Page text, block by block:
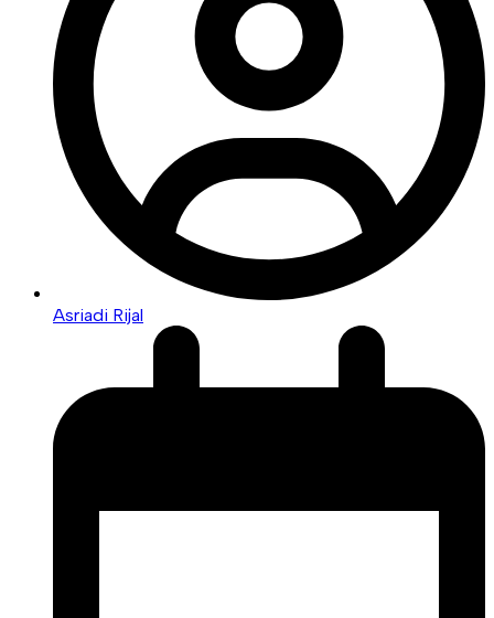
Asriadi Rijal